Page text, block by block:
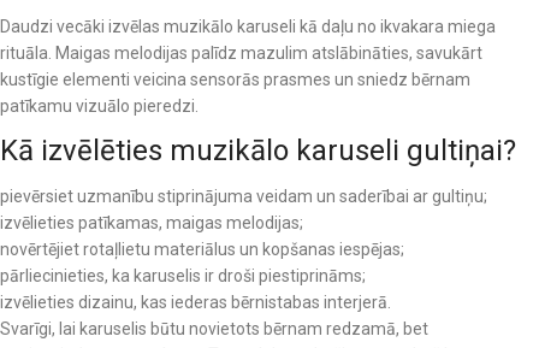
Daudzi vecāki izvēlas muzikālo karuseli kā daļu no ikvakara miega
rituāla. Maigas melodijas palīdz mazulim atslābināties, savukārt
kustīgie elementi veicina sensorās prasmes un sniedz bērnam
patīkamu vizuālo pieredzi.
Kā izvēlēties muzikālo karuseli gultiņai?
pievērsiet uzmanību stiprinājuma veidam un saderībai ar gultiņu;
izvēlieties patīkamas, maigas melodijas;
novērtējiet rotaļlietu materiālus un kopšanas iespējas;
pārliecinieties, ka karuselis ir droši piestiprināms;
izvēlieties dizainu, kas iederas bērnistabas interjerā.
Svarīgi, lai karuselis būtu novietots bērnam redzamā, bet